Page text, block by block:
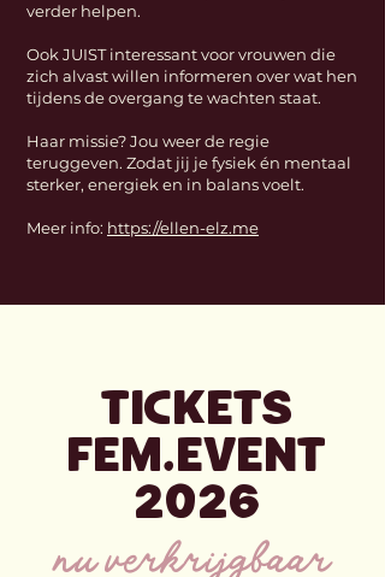
verder helpen.
Ook JUIST interessant voor vrouwen die
zich alvast willen informeren over wat hen
tijdens de overgang te wachten staat.
Haar missie? Jou weer de regie
teruggeven. Zodat jij je fysiek én mentaal
sterker, energiek en in balans voelt.
Meer info: https://ellen-elz.me
TICKETS
FEM.EVENT
2026
nu verkrijgbaar